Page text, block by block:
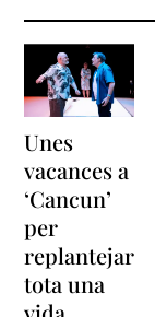
Unes
vacances a
‘Cancun’
per
replantejar
tota una